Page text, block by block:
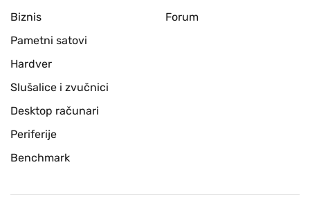
Biznis
Pametni satovi
Hardver
Slušalice i zvučnici
Desktop računari
Periferije
Benchmark
Forum